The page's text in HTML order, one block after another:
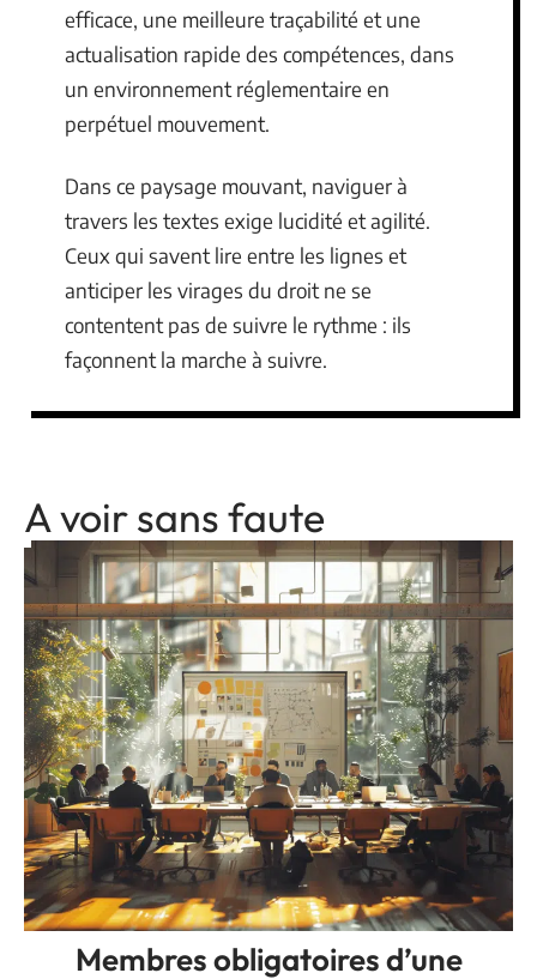
efficace, une meilleure traçabilité et une
actualisation rapide des compétences, dans
un environnement réglementaire en
perpétuel mouvement.
Dans ce paysage mouvant, naviguer à
travers les textes exige lucidité et agilité.
Ceux qui savent lire entre les lignes et
anticiper les virages du droit ne se
contentent pas de suivre le rythme : ils
façonnent la marche à suivre.
A voir sans faute
Membres obligatoires d’une